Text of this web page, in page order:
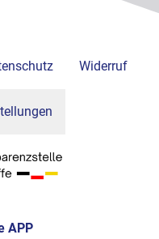
Widerruf
APP